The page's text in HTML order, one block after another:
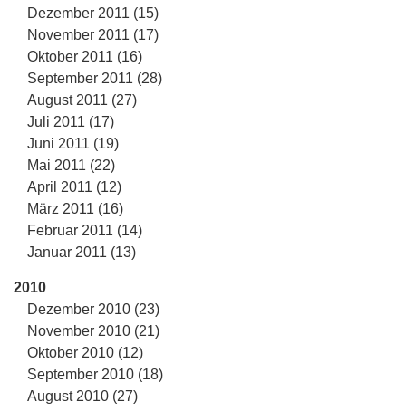
Dezember 2011 (15)
November 2011 (17)
Oktober 2011 (16)
September 2011 (28)
August 2011 (27)
Juli 2011 (17)
Juni 2011 (19)
Mai 2011 (22)
April 2011 (12)
März 2011 (16)
Februar 2011 (14)
Januar 2011 (13)
2010
Dezember 2010 (23)
November 2010 (21)
Oktober 2010 (12)
September 2010 (18)
August 2010 (27)